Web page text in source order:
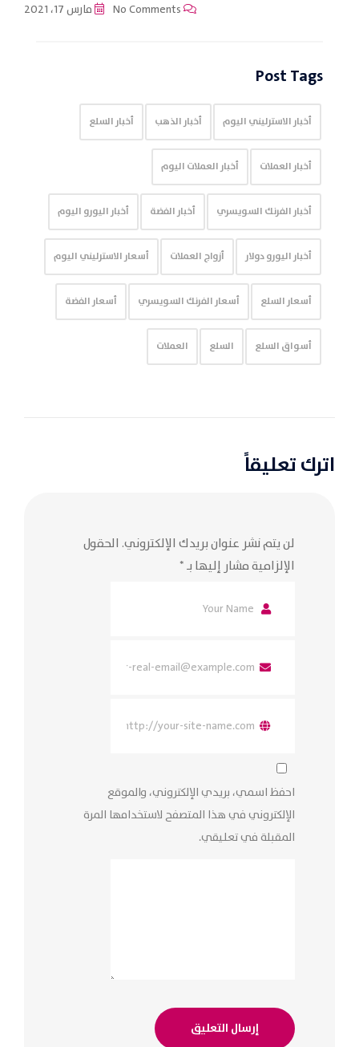
مارس 17، 2021
Post Tags
أخبار الاسترليني اليوم أخبار الذهب أخبار السلع
أخبار العملات أخبار العملات اليوم
أخبار الفرنك السويسري أخبار الفضة أخبار اليورو اليوم
أخبار اليورو دولار أزواج العملات أسعار الاسترليني اليوم
أسعار السلع أسعار الفرنك السويسري أسعار الفضة
أسواق السلع السلع العملات
اترك تعليقاً
لن يتم نشر عنوان بريدك الإلكتروني. الحقول
الإلزامية مشار إليها بـ*
احفظ اسمي، بريدي الإلكتروني، والموقع
الإلكتروني في هذا المتصفح لاستخدامها المرة
المقبلة في تعليقي.